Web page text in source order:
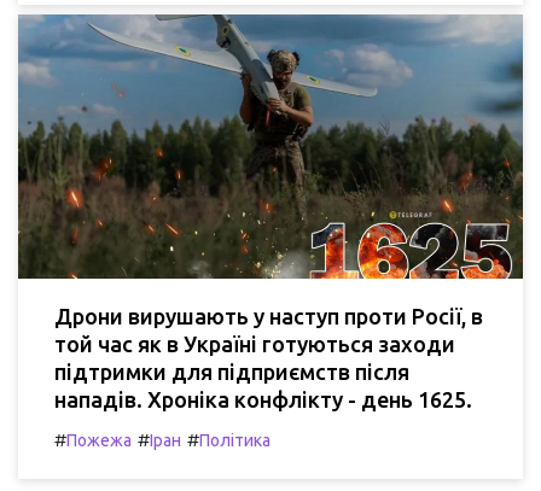
Дрони вирушають у наступ проти Росії, в
той час як в Україні готуються заходи
підтримки для підприємств після
нападів. Хроніка конфлікту - день 1625.
#Пожежа #Іран #Політика